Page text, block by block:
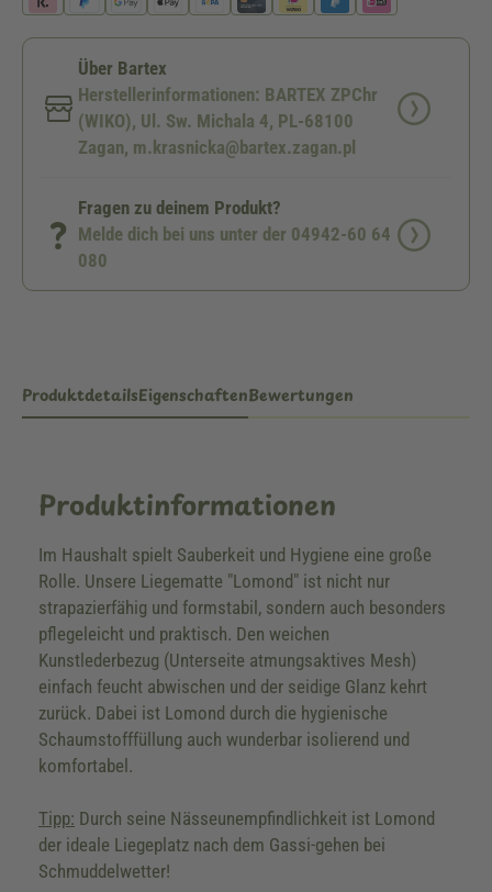
Über Bartex
Herstellerinformationen: BARTEX ZPChr
(WIKO), Ul. Sw. Michala 4, PL-68100
Zagan, m.krasnicka@bartex.zagan.pl
Fragen zu deinem Produkt?
Melde dich bei uns unter der 04942-60 64
080
ProduktdetailsEigenschaftenBewertungen
Produktinformationen
Im Haushalt spielt Sauberkeit und Hygiene eine große
Rolle. Unsere Liegematte "Lomond" ist nicht nur
strapazierfähig und formstabil, sondern auch besonders
pflegeleicht und praktisch. Den weichen
Kunstlederbezug (Unterseite atmungsaktives Mesh)
einfach feucht abwischen und der seidige Glanz kehrt
zurück. Dabei ist Lomond durch die hygienische
Schaumstofffüllung auch wunderbar isolierend und
komfortabel.
Tipp: Durch seine Nässeunempfindlichkeit ist Lomond
der ideale Liegeplatz nach dem Gassi-gehen bei
Schmuddelwetter!